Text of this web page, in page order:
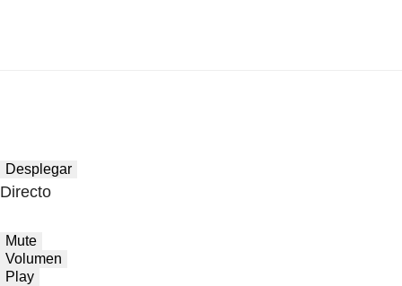
Desplegar
Directo
Mute
Volumen
Play